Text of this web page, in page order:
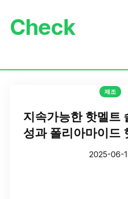
Check
제조
지속가능한 핫멜트
성과 폴리아마이드
2025-06-